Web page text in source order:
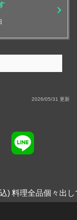
2026/05/31 更新
料理全品個々出